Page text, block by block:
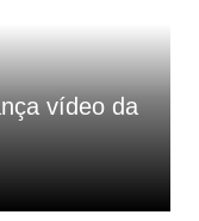
vídeo da